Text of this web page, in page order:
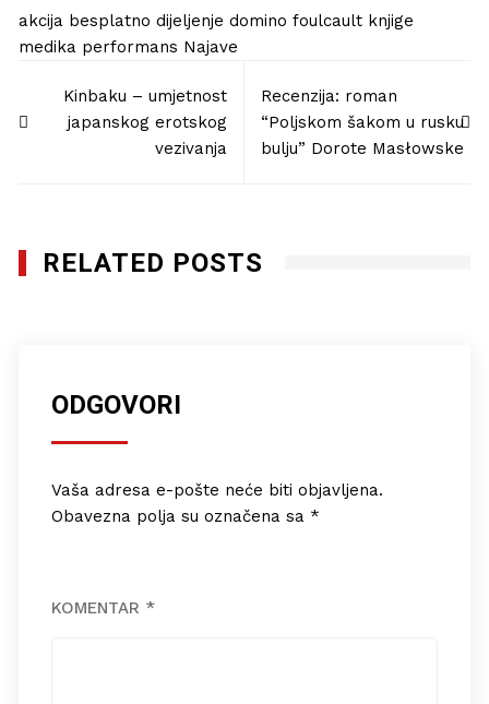
akcija besplatno dijeljenje domino foulcault knjige
medika performans Najave
objavaKinbaku – umjetnost
japanskog erotskog
vezivanja
Recenzija: roman
“Poljskom šakom u rusku
bulju” Dorote Masłowske
RELATED POSTS
ODGOVORI
Vaša adresa e-pošte neće biti objavljena.
Obavezna polja su označena sa *
KOMENTAR *